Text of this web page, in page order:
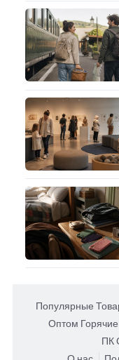
Популярные
Оптом
ПК